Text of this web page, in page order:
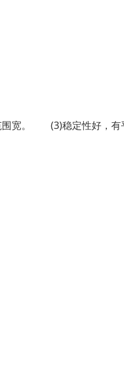
围宽。 (3)稳定性好，有